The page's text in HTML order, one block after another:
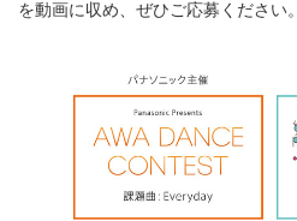
を動画に収め、ぜひご応募ください。